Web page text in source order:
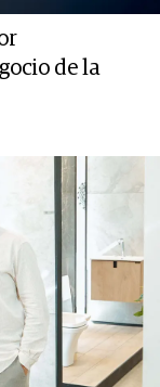
de la